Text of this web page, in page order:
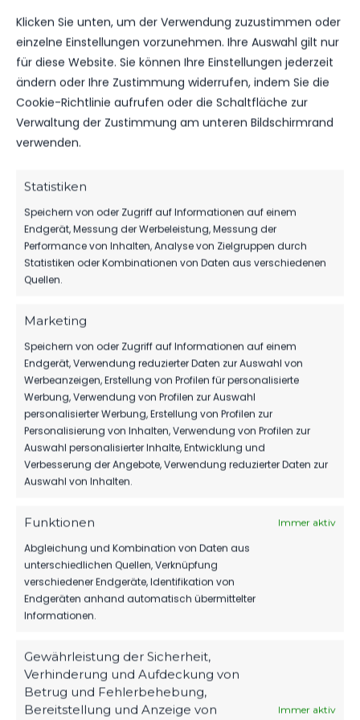
Klicken Sie unten, um der Verwendung zuzustimmen oder
einzelne Einstellungen vorzunehmen. Ihre Auswahl gilt nur
für diese Website. Sie können Ihre Einstellungen jederzeit
ändern oder Ihre Zustimmung widerrufen, indem Sie die
Cookie-Richtlinie aufrufen oder die Schaltfläche zur
Verwaltung der Zustimmung am unteren Bildschirmrand
verwenden.
Statistiken
Speichern von oder Zugriff auf Informationen auf einem
Endgerät, Messung der Werbeleistung, Messung der
Performance von Inhalten, Analyse von Zielgruppen durch
Statistiken oder Kombinationen von Daten aus verschiedenen
Quellen.
Marketing
Speichern von oder Zugriff auf Informationen auf einem
Endgerät, Verwendung reduzierter Daten zur Auswahl von
Werbeanzeigen, Erstellung von Profilen für personalisierte
Werbung, Verwendung von Profilen zur Auswahl
personalisierter Werbung, Erstellung von Profilen zur
Personalisierung von Inhalten, Verwendung von Profilen zur
Auswahl personalisierter Inhalte, Entwicklung und
Verbesserung der Angebote, Verwendung reduzierter Daten zur
Auswahl von Inhalten.
Funktionen Immer aktiv
Abgleichung und Kombination von Daten aus
unterschiedlichen Quellen, Verknüpfung
verschiedener Endgeräte, Identifikation von
Endgeräten anhand automatisch übermittelter
Informationen.
Gewährleistung der Sicherheit,
Verhinderung und Aufdeckung von
Betrug und Fehlerbehebung,
Bereitstellung und Anzeige von
Immer aktiv
1 ROTE KARTEN 0
DATUM
JAN.
2024
13:00
Uhr
vs. FSV
Zwickau
0:1
Nordost
FR.., 04.
19:00
Uhr
SPIELZEIT
KO
Spieler 73'
Spieler 73'
Spieler 83'
Spieler 90+